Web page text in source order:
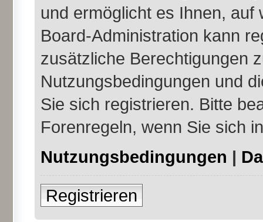
und ermöglicht es Ihnen,
Board-Administration kann
zusätzliche Berechtigungen
Nutzungsbedingungen und
Sie sich registrieren. Bitte
Forenregeln, wenn Sie sich
Nutzungsbedingungen |
Registrieren